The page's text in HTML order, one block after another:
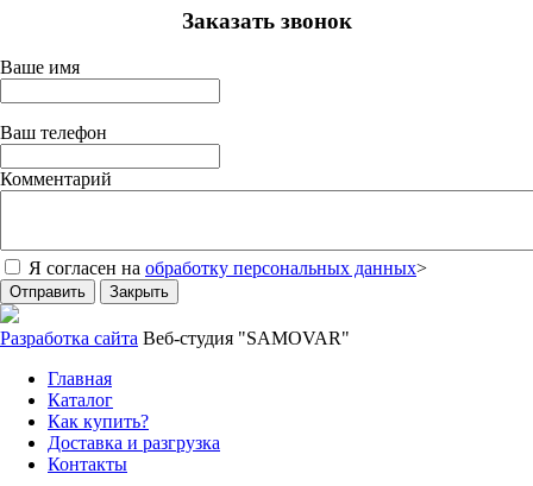
Заказать звонок
Ваше имя
Ваш телефон
Комментарий
Я согласен на обработку персональных данных>
Отправить Закрыть
Разработка сайта Веб-студия "SAMOVAR"
Главная
Каталог
Как купить?
Доставка и разгрузка
Контакты